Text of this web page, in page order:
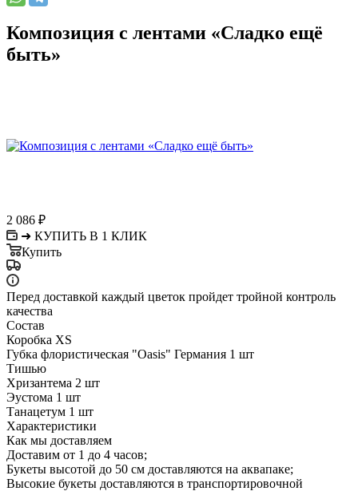
Композиция с лентами «Сладко ещё
быть»
2 086 ₽
➜ КУПИТЬ В 1 КЛИК
Купить
Перед доставкой каждый цветок пройдет тройной контроль
качества
Состав
Коробка XS
Губка флористическая "Oasis" Германия 1 шт
Тишью
Хризантема 2 шт
Эустома 1 шт
Танацетум 1 шт
Характеристики
Как мы доставляем
Доставим от 1 до 4 часов;
Букеты высотой до 50 см доставляются на аквапаке;
Высокие букеты доставляются в транспортировочной